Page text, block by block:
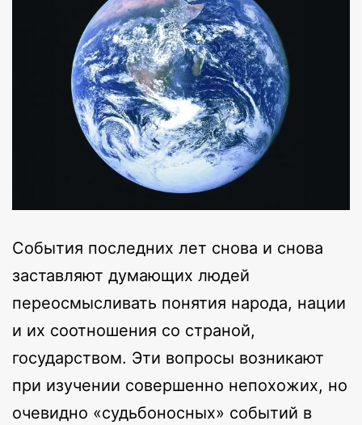
События последних лет снова и снова
заставляют думающих людей
переосмысливать понятия народа, нации
и их соотношения со страной,
государством. Эти вопросы возникают
при изучении совершенно непохожих, но
очевидно «судьбоносных» событий в